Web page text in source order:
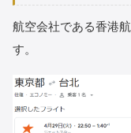
航空会社である香港
す。